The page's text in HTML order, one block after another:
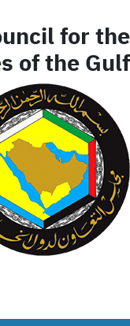
for the
of the Gulf